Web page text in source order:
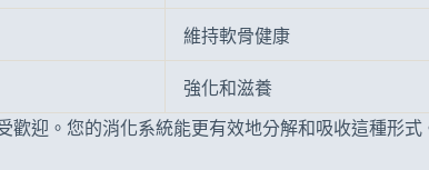
維持軟骨健康
強化和滋養
歡迎。您的消化系統能更有效地分解和吸收這種形